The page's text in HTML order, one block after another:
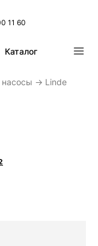
11 60
Каталог
насосы → Linde